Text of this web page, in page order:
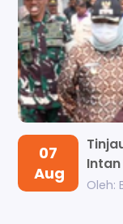
07
Aug
Oleh: